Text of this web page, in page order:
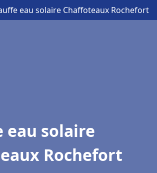
eau solaire Chaffoteaux Rochefort
eau solaire
Rochefort